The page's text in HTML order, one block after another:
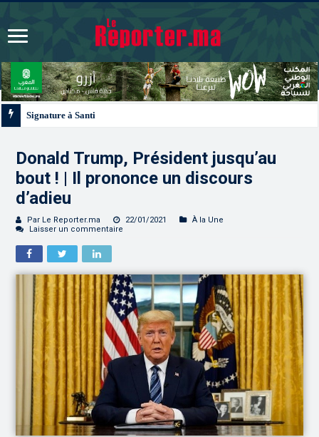
Donald Trump, Président jusqu’au
bout ! | Il prononce un discours
d’adieu
Par Le Reporter.ma 22/01/2021
À la Une
Laisser un commentaire